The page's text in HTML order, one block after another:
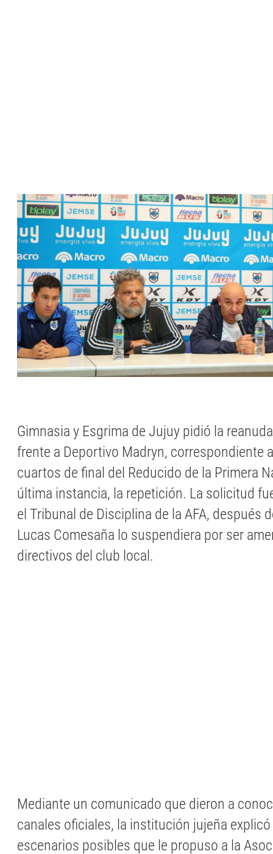
Gimnasia y Esgrima de Jujuy pidió la
frente a Deportivo Madryn, correspondiente
cuartos de final del Reducido de la Primera
última instancia, la repetición. La solicitud
el Tribunal de Disciplina de la AFA, después
Lucas Comesaña lo suspendiera por ser
directivos del club local.
Mediante un comunicado que dieron a
canales oficiales, la institución jujeña
escenarios posibles que le propuso a la